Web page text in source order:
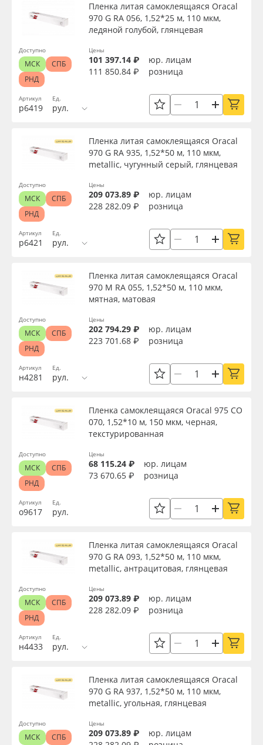
Плёнка монтажная Oratape
ПЭТ листовой
ПЭТ бэклит
Баннер
Заготовки для сувениров
Срок эксплуатации, лет
Упаковка
Серия
Назначение
Особые свойства
Артикул
р6419
Пленка литая самоклеящаяся Oracal
970 G RA 056, 1,52*25 м, 110 мкм,
ледяной голубой, глянцевая
Ед.
рул.
Цены
101 397.14 ₽
юр. лицам
111 850.84 ₽
розница
Доступно
МСК
СПБ
РНД
Артикул
р6421
Пленка литая самоклеящаяся Oracal
970 G RA 935, 1,52*50 м, 110 мкм,
metallic, чугунный серый, глянцевая
Ед.
рул.
Цены
209 073.89 ₽
юр. лицам
228 282.09 ₽
розница
Доступно
МСК
СПБ
РНД
Артикул
н4281
Пленка литая самоклеящаяся Oracal
970 M RA 055, 1,52*50 м, 110 мкм,
мятная, матовая
Ед.
рул.
Цены
202 794.29 ₽
юр. лицам
223 701.68 ₽
розница
Доступно
МСК
СПБ
РНД
Артикул
о9617
Пленка самоклеящаяся Oracal 975 CO
070, 1,52*10 м, 150 мкм, черная,
текстурированная
Ед.
рул.
Цены
68 115.24 ₽
юр. лицам
73 670.65 ₽
розница
Доступно
МСК
СПБ
РНД
Артикул
н4433
Пленка литая самоклеящаяся Oracal
970 G RA 093, 1,52*50 м, 110 мкм,
metallic, антрацитовая, глянцевая
Ед.
рул.
Цены
209 073.89 ₽
юр. лицам
228 282.09 ₽
розница
Доступно
МСК
СПБ
РНД
Пленка литая самоклеящаяся Oracal
970 G RA 937, 1,52*50 м, 110 мкм,
metallic, угольная, глянцевая
Цены
209 073.89 ₽
юр. лицам
Доступно
МСК СПБ